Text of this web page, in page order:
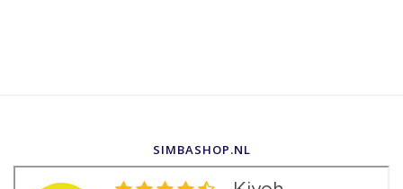
SIMBASHOP.NL